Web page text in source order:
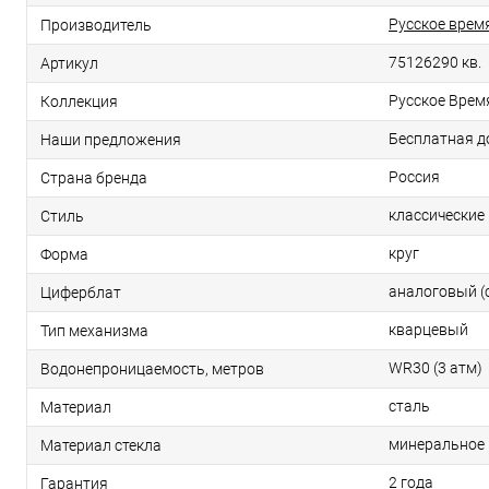
Производитель Русское
Артикул 75126290 кв.
Коллекция Русское
Наши предложения Бесплатная
Страна бренда Россия
Стиль классические
Форма круг
Циферблат аналоговый
Тип механизма кварцевый
Водонепроницаемость, метров WR30 (3 атм)
Материал сталь
Материал стекла минеральное
Гарантия 2 года